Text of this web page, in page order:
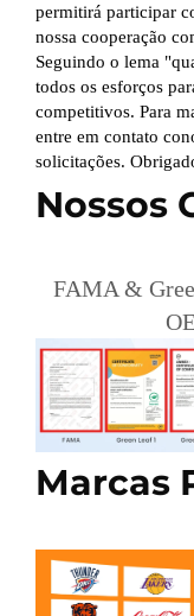
permitirá participar
nossa cooperação
Seguindo o lema
todos os esforços
competitivos. Para
entre em contato
solicitações.
Nossos
FAMA &
Marcas